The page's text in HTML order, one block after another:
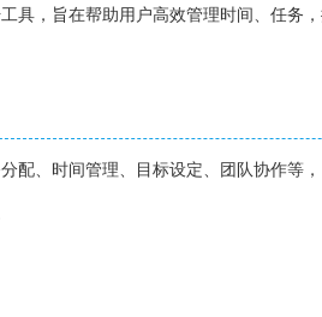
具，旨在帮助用户高效管理时间、任务
配、时间管理、目标设定、团队协作等